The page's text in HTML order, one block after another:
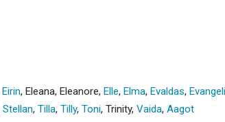
Eirin, Eleana, Eleanore, Elle, Elma, Evaldas,
Stellan, Tilla, Tilly, Toni, Trinity, Vaida, Aagot